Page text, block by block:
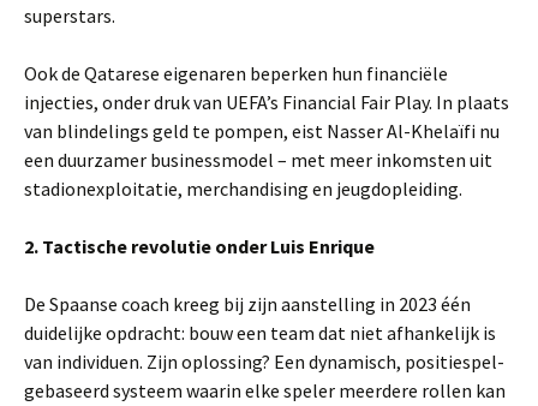
superstars.
Ook de Qatarese eigenaren beperken hun financiële
injecties, onder druk van UEFA’s Financial Fair Play. In plaats
van blindelings geld te pompen, eist Nasser Al-Khelaïfi nu
een duurzamer businessmodel – met meer inkomsten uit
stadionexploitatie, merchandising en jeugdopleiding.
2. Tactische revolutie onder Luis Enrique
De Spaanse coach kreeg bij zijn aanstelling in 2023 één
duidelijke opdracht: bouw een team dat niet afhankelijk is
van individuen. Zijn oplossing? Een dynamisch, positiespel-
gebaseerd systeem waarin elke speler meerdere rollen kan